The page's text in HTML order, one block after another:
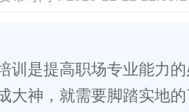
训是提高职场专业能力
大神，就需要脚踏实地